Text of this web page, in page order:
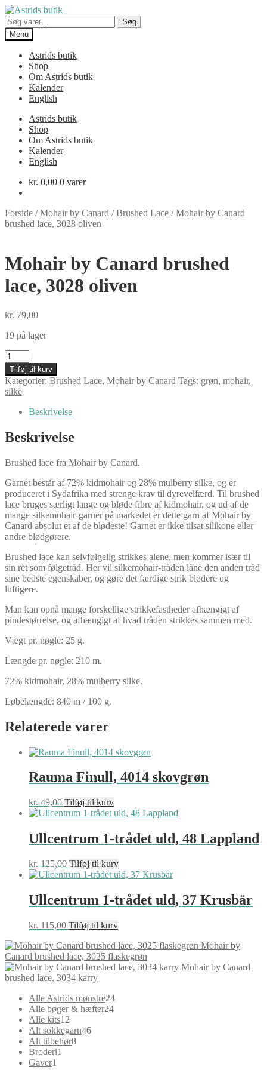
Spring
til
navigation
Spring
til
indhold
Søg
efter:
Søg
Menu
Astrids butik
Shop
Om Astrids butik
Kalender
English
Astrids butik
Shop
Om Astrids butik
Kalender
English
kr. 0,00 0 varer
Forside /Mohair by Canard /Brushed Lace /Mohair by Canard
brushed lace, 3028 oliven
Mohair by Canard brushed
lace, 3028 oliven
kr. 79,00
19 på lager
Mohair
by
Canard
brushed
lace,
3028
antal
Tilføj til kurv
Kategorier: Brushed Lace, Mohair by Canard Tags: grøn, mohair,
silke
Beskrivelse
Beskrivelse
Brushed lace fra Mohair by Canard.
Garnet består af 72% kidmohair og 28% mulberry silke, og er
produceret i Sydafrika med strenge krav til dyrevelfærd. Til brushed
lace bruges særligt lange og bløde fibre af kidmohair, og ud af de
mange silkemohair-garner på markedet er dette garn af Mohair by
Canard absolut et af de blødeste! Garnet er ikke tilsat silikone eller
andre blødgørere.
Brushed lace kan selvfølgelig strikkes alene, men kommer især til
sin ret som følgetråd. Her vil silkemohair-tråden låne den anden tråd
sine bedste egenskaber, og gøre det færdige strik blødere og
luftigere.
Man kan opnå mange forskellige strikkefastheder afhængigt af
pindestørrelse, og afhængigt af hvad tråden strikkes sammen med.
Vægt pr. nøgle: 25 g.
Længde pr. nøgle: 210 m.
72% kidmohair, 28% mulberry silke.
Løbelængde: 840 m / 100 g.
Relaterede varer
Rauma Finull, 4014 skovgrøn
kr. 49,00 Tilføj til kurv
Ullcentrum 1-trådet uld, 48 Lappland
kr. 125,00 Tilføj til kurv
Ullcentrum 1-trådet uld, 37 Krusbär
kr. 115,00 Tilføj til kurv
Mohair by
Canard brushed lace, 3025 flaskegrøn
Mohair by Canard
brushed lace, 3034 karry
Alle Astrids mønstre2424
Alle bøger & hæfter2424
Alle kits12
varer
Alt sokkegarn4646
Alt tilbehør88
Broderi1
Gaver1